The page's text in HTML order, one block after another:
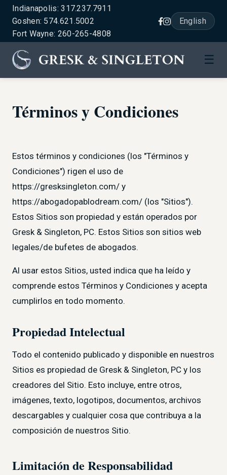
Indianapolis: 317.237.7911
Goshen: 574.621.5002
Fort Wayne: 260-265-4808
English
☰
Términos y Condiciones
Estos términos y condiciones (los "Términos y
Condiciones") rigen el uso de
https://gresksingleton.com/ y
https://abogadopablodream.com/ (los "Sitios").
Estos Sitios son propiedad y están operados por
Gresk & Singleton, PC. Estos Sitios son sitios web
legales/de bufetes de abogados.
Al usar estos Sitios, usted indica que ha leído y
comprende estos Términos y Condiciones y acepta
cumplirlos en todo momento.
Propiedad Intelectual
Todo el contenido publicado y disponible en nuestros
Sitios es propiedad de Gresk & Singleton, PC y los
creadores del Sitio. Esto incluye, entre otros,
imágenes, texto, logotipos, documentos, archivos
descargables y cualquier cosa que contribuya a la
composición de nuestros Sitio.
Limitación de Responsabilidad